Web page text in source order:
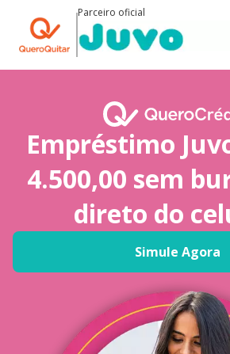
Parceiro oficial
Empréstimo
4.500,00 sem
direto do
Simule Agora